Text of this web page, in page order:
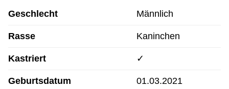
Geschlecht Männlich
Rasse Kaninchen
Kastriert ✓
Geburtsdatum 01.03.2021